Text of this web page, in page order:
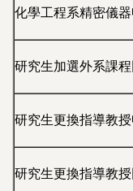
化學工程系精密儀
研究生加選外系課
研究生更換指導教
研究生更換指導教